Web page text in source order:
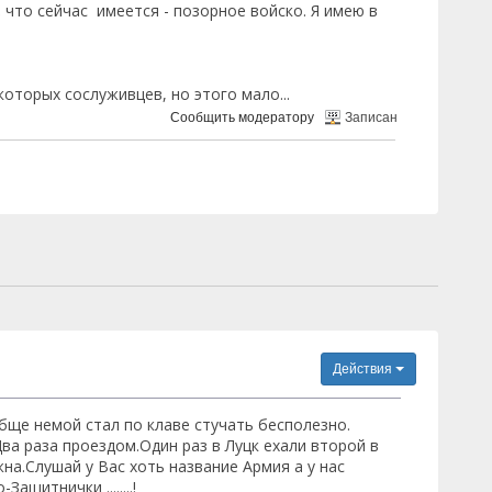
сейчас имеется - позорное войско. Я имею в
сослуживцев, но этого мало...
Сообщить модератору Записан
Действия
немой стал по клаве стучать бесполезно.
раза проездом.Один раз в Луцк ехали второй в
у Вас хоть название Армия а у нас
........!